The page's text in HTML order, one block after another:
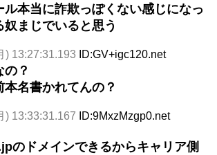
ル本当に詐欺っぽくない感じになっ
まじでいると思う
) 13:27:31.193 ID:GV+igc120.net
の？
名書かれてんの？
) 13:33:31.167 ID:9MxzMzgp0.net
のドメインできるからキャリア側